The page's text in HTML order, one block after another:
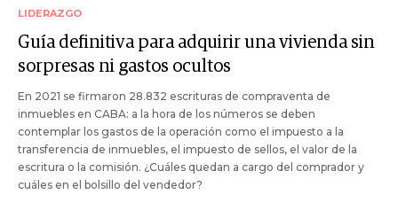
LIDERAZGO
Guía definitiva para adquirir una vivienda sin
sorpresas ni gastos ocultos
En 2021 se firmaron 28.832 escrituras de compraventa de
inmuebles en CABA: a la hora de los números se deben
contemplar los gastos de la operación como el impuesto a la
transferencia de inmuebles, el impuesto de sellos, el valor de la
escritura o la comisión. ¿Cuáles quedan a cargo del comprador y
cuáles en el bolsillo del vendedor?